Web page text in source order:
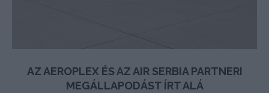
AZ AEROPLEX ÉS AZ AIR SERBIA PARTNERI
MEGÁLLAPODÁST ÍRT ALÁ